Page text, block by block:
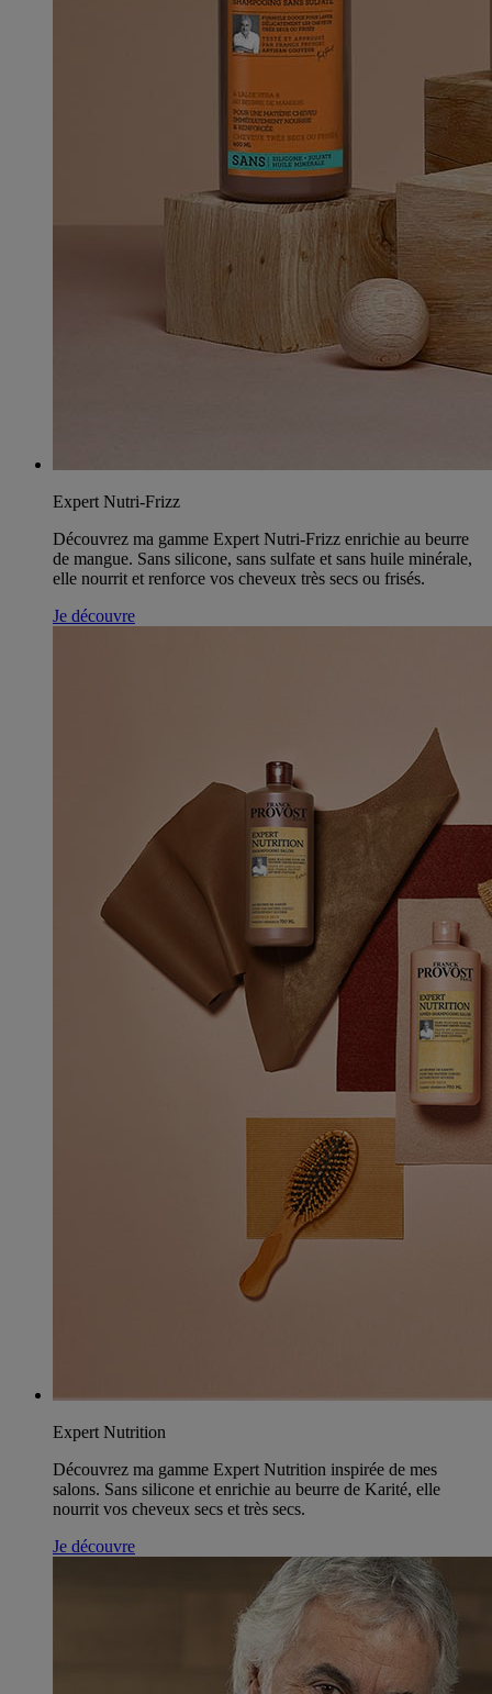
Expert Nutri-Frizz
Découvrez ma gamme Expert Nutri-Frizz enrichie au beurre
de mangue. Sans silicone, sans sulfate et sans huile minérale,
elle nourrit et renforce vos cheveux très secs ou frisés.
Je découvre
Expert Nutrition
Découvrez ma gamme Expert Nutrition inspirée de mes
salons. Sans silicone et enrichie au beurre de Karité, elle
nourrit vos cheveux secs et très secs.
Je découvre